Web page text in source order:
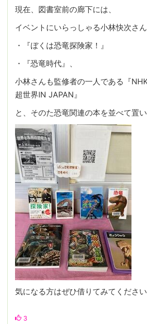
現在、図書室前の廊下には、
イベントにいらっしゃる小林快次さ
・『ぼくは恐竜探険家！』
・『恐竜時代』、
小林さんも監修者の一人である『
超世界IN JAPAN』
と、そのた恐竜関連の本を並べて置い
気になる方はぜひ借りてみてください
3